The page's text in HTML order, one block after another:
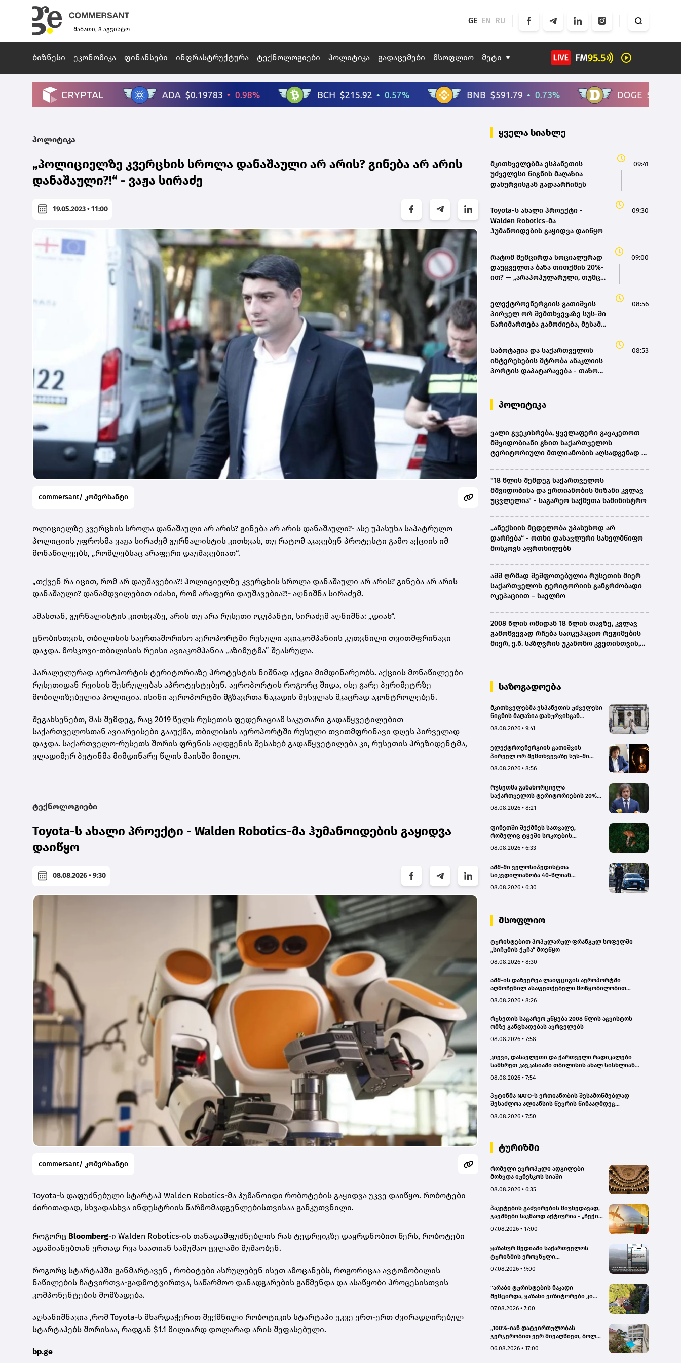
შაბათი, 8 აგვისტო
GE EN RU
ბიზნესი ეკონომიკა ფინანსები ინფრასტრუქტურა ტექნოლოგიები პოლიტიკა გადაცემები მსოფლიო მეტი
პოლიტიკა
„პოლიციელზე კვერცხის სროლა დანაშაული არ არის? გინება არ არის
დანაშაული?!“ - ვაჟა სირაძე
19.05.2023 • 11:00
commersant/ კომერსანტი
ოლიციელზე კვერცხის სროლა დანაშაული არ არის? გინება არ არის დანაშაული?- ასე უპასუხა საპატრულო
პოლიციის უფროსმა ვაჟა სირაძემ ჟურნალისტის კითხვას, თუ რატომ აკავებენ პროტესტი გამო აქციის იმ
მონაწილეებს, „რომლებსაც არაფერი დაუშავებიათ“.
„თქვენ რა იცით, რომ არ დაუშავებია?! პოლიციელზე კვერცხის სროლა დანაშაული არ არის? გინება არ არის
დანაშაული? დანამდვილებით იძახი, რომ არაფერი დაუშავებია?!- აღნიშნა სირაძემ.
ამასთან, ჟურნალისტის კითხვაზე, არის თუ არა რუსეთი ოკუპანტი, სირაძემ აღნიშნა: „დიახ“.
ცნობისთვის, თბილისის საერთაშორისო აეროპორტში რუსული ავიაკომპანიის კუთვნილი თვითმფრინავი
დაჯდა. მოსკოვი-თბილისის რეისი ავიაკომპანია „აზიმუტმა” შეასრულა.
პარალელურად აეროპორტის ტერიტორიაზე პროტესტის ნიშნად აქცია მიმდინარეობს. აქციის მონაწილეები
რუსეთიდან რეისის შესრულებას აპროტესტებენ. აეროპორტის როგორც შიდა, ისე გარე პერიმეტრზე
მობილიზებულია პოლიცია. ისინი აეროპორტში მგზავრთა ნაკადის შესვლას მკაცრად აკონტროლებენ.
შეგახსენებთ, მას შემდეგ, რაც 2019 წელს რუსეთის ფედერაციამ საკუთარი გადაწყვეტილებით
საქართველოსთან ავიარეისები გააუქმა, თბილისის აეროპორტში რუსული თვითმფრინავი დღეს პირველად
დაჯდა. საქართველო-რუსეთს შორის ფრენის აღდგენის შესახებ გადაწყვეტილება კი, რუსეთის პრეზიდენტმა,
ვლადიმერ პუტინმა მიმდინარე წლის მაისში მიიღო.
ტექნოლოგიები
Toyota-ს ახალი პროექტი - Walden Robotics-მა ჰუმანოიდების გაყიდვა
დაიწყო
08.08.2026 • 9:30
commersant/ კომერსანტი
Toyota-ს დაფუძნებული სტარტაპ Walden Robotics-მა ჰუმანოიდი რობოტების გაყიდვა უკვე დაიწყო. რობოტები
ძირითადად, სხვადასხვა ინდუსტრიის წარმომადგენლებისთვისაა განკუთვნილი.
როგორც Bloomberg-ი Walden Robotics-ის თანადამფუძნებლის რას ტედრეიკზე დაყრდნობით წერს, რობოტები
ადამიანებთან ერთად რვა საათიან სამუშაო ცვლაში მუშაობენ.
როგორც სტარტაპში განმარტავენ , რობoტები ასრულებენ ისეთ ამოცანებს, როგორიცაა ავტომობილის
ნაწილების ჩატვირთვა-გადმოტვირთვა, საწარმოო დანადგარების გაწმენდა და ასაწყობი პროცესისთვის
კომპონენტების მომზადება.
აღსანიშნავია ,რომ Toyota-ს მხარდაჭერით შექმნილი რობოტიკის სტარტაპი უკვე ერთ-ერთ ძვირადღირებულ
სტარტაპებს შორისაა, რადგან $1.1 მილიარდ დოლარად არის შეფასებული.
bp.ge
ყველა სიახლე
მკითხველებმა ესპანეთის
უძველესი წიგნის მაღაზია
დახურვისგან გადაარჩინეს
09:41
Toyota-ს ახალი პროექტი -
Walden Robotics-მა
ჰუმანოიდების გაყიდვა დაიწყო
09:30
რატომ შემცირდა სოციალურად
დაუცველთა ბაზა თითქმის 20%-
ით? — „არაპოპულარული, თუმცა
09:00
ელექტროენერგიის გათიშვის
პირველ ორ შემთხვევაზე სუს-ში
წარიმართება გამოძიება, მესამე
სამუშაოები ენგურჰესზე -
კობახიძე
08:56
საბოტაჟია და საქართველოს
ინტერესების მტრობა ანაკლიის
პორტის დაპატარავება - თაზო
08:53
პოლიტიკა
ვალი გვეკისრება, ყველაფერი გავაკეთოთ
მშვიდობიანი გზით საქართველოს
ტერიტორიული მთლიანობის აღსადგენად -
"18 წლის შემდეგ საქართველოს
მშვიდობისა და ერთიანობის მიზანი კვლავ
უცვლელია" - საგარეო საქმეთა სამინისტრო
„ანექსიის მცდელობა უპასუხოდ არ
დარჩება“ - ოთხი დასავლური სახელმწიფო
მოსკოვს აფრთხილებს
აშშ ღრმად შეშფოთებულია რუსეთის მიერ
საქართველოს ტერიტორიის განგრძობადი
ოკუპაციით – საელჩო
2008 წლის ომიდან 18 წლის თავზე, კვლავ
გამოწვევად რჩება საოკუპაციო რეჟიმების
მიერ, ე.წ. საზღვრის უკანონო კვეთისთვის,
სახალხო დამცველი
საზოგადოება
მკითხველებმა ესპანეთის უძველესი
წიგნის მაღაზია დახურვისგან
08.08.2026 • 9:41
ელექტროენერგიის გათიშვის
პირველ ორ შემთხვევაზე სუს-ში
გათიშვას ჰქონდა კონკრეტული
სამუშაოები ენგურჰესზე - კობახიძე
08.08.2026 • 8:56
რუსეთმა განახორციელა
საქართველოს ტერიტორიების 20%-
რეჟიმის და „ნაცმოძრაობის“
გადაფარავს ამ დანაშაულს, ეს იყო
დანაშაული ჩვენი სახელმწიფოს
წინაშე - კობახიძე
08.08.2026 • 8:21
ფინეთში შექმნეს სათვალე,
რომელიც ტყეში სოკოების
08.08.2026 • 6:33
აშშ-ში ველოსიპედისტთა
სიკვდილიანობა 40-წლიან
08.08.2026 • 6:30
მსოფლიო
ტურისტებით პოპულარულ ფრანგულ სოფელში
„სიჩუმის ქუჩა“ მოეწყო
08.08.2026 • 8:30
აშშ-ის დაზვერვა ლაიფციგის აეროპორტში
აღმოჩენილ ასაფეთქებელი მოწყობილობით
08.08.2026 • 8:26
რუსეთის საგარეო უწყება 2008 წლის აგვისტოს
ომზე განცხადებას ავრცელებს
08.08.2026 • 7:58
კიევი, დასავლეთი და ქართველი რადიკალები
სამხრეთ კავკასიაში თბილისის ახალ სისხლიან
საგარეო
08.08.2026 • 7:54
პუტინმა NATO-ს ერთიანობის შესამოწმებლად
შესაძლოა ალიანსის წევრის წინააღმდეგ
08.08.2026 • 7:50
ტურიზმი
რომელი ევროპული ადგილები
მოხვდა იუნესკოს სიაში
08.08.2026 • 6:35
პაკეტების გაძვირების მიუხედავად,
ჯავშნები საკმაოდ აქტიურია - „ჩექინ
07.08.2026 • 17:00
ყაზახურ მედიაში საქართველოს
ტურიზმის ეროვნული
კამპანიის ფარგლებში სტატიები
07.08.2026 • 9:00
"არაბი ტურისტების ნაკადი
შემცირდა, ყაზახი ვიზიტორები კი
Hotel
07.08.2026 • 7:00
„100%-იან დატვირთულობას
ჯერჯერობით ვერ მივაღწიეთ, ბოლო
გაუქმდა“ - Kobuleti Beach Club
06.08.2026 • 17:00